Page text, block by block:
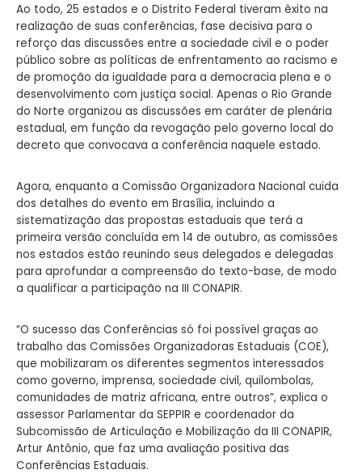
Ao todo, 25 estados e o Distrito Federal tiveram êxito na
realização de suas conferências, fase decisiva para o
reforço das discussões entre a sociedade civil e o poder
público sobre as políticas de enfrentamento ao racismo e
de promoção da igualdade para a democracia plena e o
desenvolvimento com justiça social. Apenas o Rio Grande
do Norte organizou as discussões em caráter de plenária
estadual, em função da revogação pelo governo local do
decreto que convocava a conferência naquele estado.
Agora, enquanto a Comissão Organizadora Nacional cuida
dos detalhes do evento em Brasília, incluindo a
sistematização das propostas estaduais que terá a
primeira versão concluída em 14 de outubro, as comissões
nos estados estão reunindo seus delegados e delegadas
para aprofundar a compreensão do texto-base, de modo
a qualificar a participação na III CONAPIR.
“O sucesso das Conferências só foi possível graças ao
trabalho das Comissões Organizadoras Estaduais (COE),
que mobilizaram os diferentes segmentos interessados
como governo, imprensa, sociedade civil, quilombolas,
comunidades de matriz africana, entre outros”, explica o
assessor Parlamentar da SEPPIR e coordenador da
Subcomissão de Articulação e Mobilização da III CONAPIR,
Artur Antônio, que faz uma avaliação positiva das
Conferências Estaduais.